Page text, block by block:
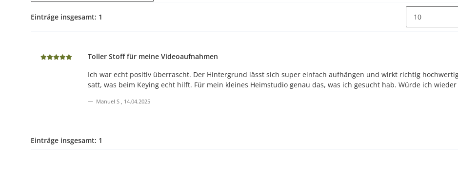
Einträge insgesamt: 1
Toller Stoff für meine Videoaufnahmen
Ich war echt positiv überrascht. Der Hintergrund lässt sich super einfach aufhängen und wirkt richtig
satt, was beim Keying echt hilft. Für mein kleines Heimstudio genau das, was ich gesucht hab. Würde ich
Manuel S , 14.04.2025
Einträge insgesamt: 1